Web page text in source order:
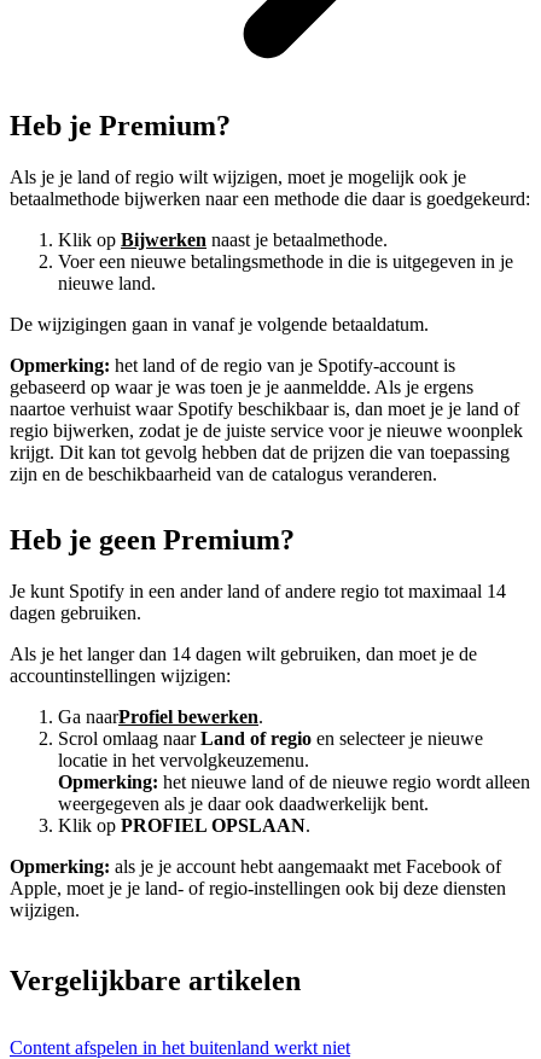
Heb je Premium?
Als je je land of regio wilt wijzigen, moet je mogelijk ook je
betaalmethode bijwerken naar een methode die daar is goedgekeurd:
Klik op Bijwerken naast je betaalmethode.
Voer een nieuwe betalingsmethode in die is uitgegeven in je
nieuwe land.
De wijzigingen gaan in vanaf je volgende betaaldatum.
Opmerking: het land of de regio van je Spotify-account is
gebaseerd op waar je was toen je je aanmeldde. Als je ergens
naartoe verhuist waar Spotify beschikbaar is, dan moet je je land of
regio bijwerken, zodat je de juiste service voor je nieuwe woonplek
krijgt. Dit kan tot gevolg hebben dat de prijzen die van toepassing
zijn en de beschikbaarheid van de catalogus veranderen.
Heb je geen Premium?
Je kunt Spotify in een ander land of andere regio tot maximaal 14
dagen gebruiken.
Als je het langer dan 14 dagen wilt gebruiken, dan moet je de
accountinstellingen wijzigen:
Ga naarProfiel bewerken.
Scrol omlaag naarLand of regio en selecteer je nieuwe
locatie in het vervolgkeuzemenu.
Opmerking: het nieuwe land of de nieuwe regio wordt alleen
weergegeven als je daar ook daadwerkelijk bent.
Klik op PROFIEL OPSLAAN.
Opmerking: als je je account hebt aangemaakt met Facebook of
Apple, moet je je land- of regio-instellingen ook bij deze diensten
wijzigen.
Vergelijkbare artikelen
Content afspelen in het buitenland werkt niet